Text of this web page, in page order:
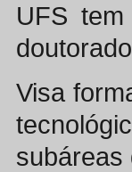
UFS
Visa
subáreas